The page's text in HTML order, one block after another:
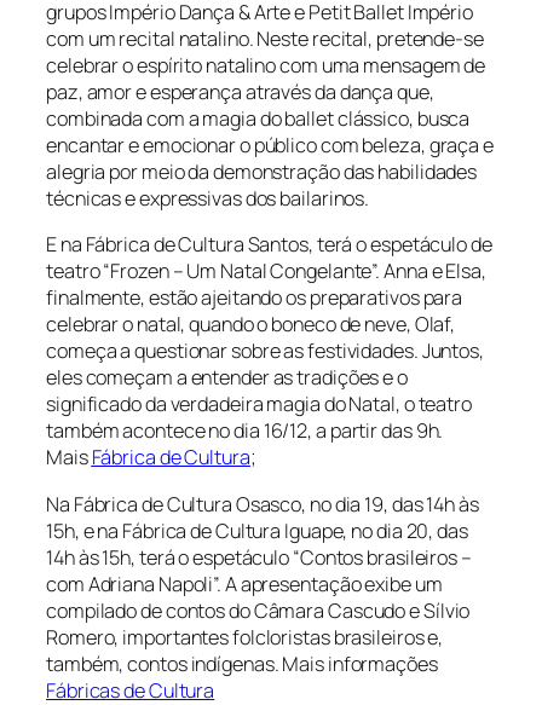
grupos Império Dança & Arte e Petit Ballet Império
com um recital natalino. Neste recital, pretende-se
celebrar o espírito natalino com uma mensagem de
paz, amor e esperança através da dança que,
combinada com a magia do ballet clássico, busca
encantar e emocionar o público com beleza, graça e
alegria por meio da demonstração das habilidades
técnicas e expressivas dos bailarinos.
E na Fábrica de Cultura Santos, terá o espetáculo de
teatro “Frozen – Um Natal Congelante”. Anna e Elsa,
finalmente, estão ajeitando os preparativos para
celebrar o natal, quando o boneco de neve, Olaf,
começa a questionar sobre as festividades. Juntos,
eles começam a entender as tradições e o
significado da verdadeira magia do Natal, o teatro
também acontece no dia 16/12, a partir das 9h.
MaisFábrica de Cultura;
Na Fábrica de Cultura Osasco, no dia 19, das 14h às
15h, e na Fábrica de Cultura Iguape, no dia 20, das
14h às 15h, terá o espetáculo “Contos brasileiros –
com Adriana Napoli”. A apresentação exibe um
compilado de contos do Câmara Cascudo e Sílvio
Romero, importantes folcloristas brasileiros e,
também, contos indígenas. Mais informações
Fábricas de Cultura